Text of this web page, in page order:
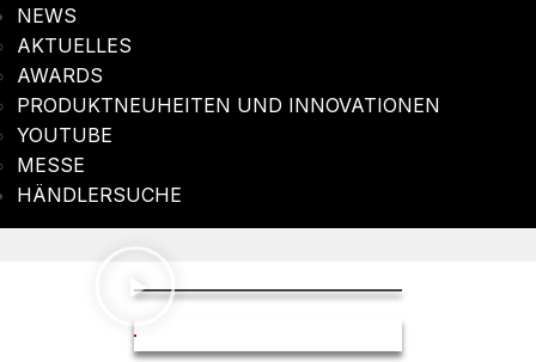
NEWS
AKTUELLES
AWARDS
PRODUKTNEUHEITEN UND INNOVATIONEN
YOUTUBE
MESSE
HÄNDLERSUCHE